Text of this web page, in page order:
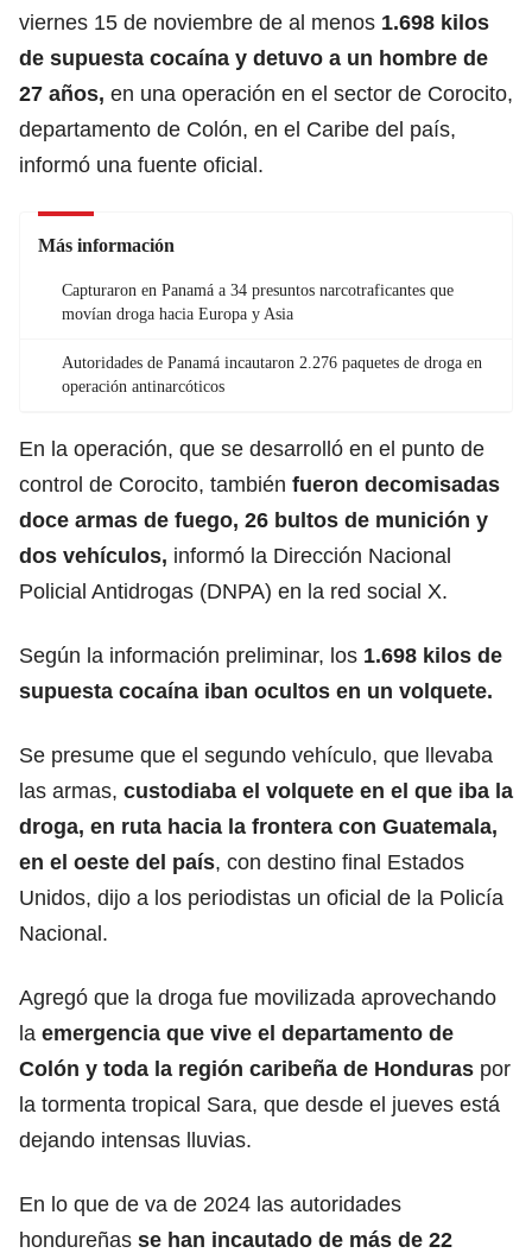
viernes 15 de noviembre de al menos 1.698 kilos
de supuesta cocaína y detuvo a un hombre de
27 años, en una operación en el sector de Corocito,
departamento de Colón, en el Caribe del país,
informó una fuente oficial.
Más información
Capturaron en Panamá a 34 presuntos narcotraficantes que
movían droga hacia Europa y Asia
Autoridades de Panamá incautaron 2.276 paquetes de droga en
operación antinarcóticos
En la operación, que se desarrolló en el punto de
control de Corocito, también fueron decomisadas
doce armas de fuego, 26 bultos de munición y
dos vehículos, informó la Dirección Nacional
Policial Antidrogas (DNPA) en la red social X.
Según la información preliminar, los 1.698 kilos de
supuesta cocaína iban ocultos en un volquete.
Se presume que el segundo vehículo, que llevaba
las armas, custodiaba el volquete en el que iba la
droga, en ruta hacia la frontera con Guatemala,
en el oeste del país, con destino final Estados
Unidos, dijo a los periodistas un oficial de la Policía
Nacional.
Agregó que la droga fue movilizada aprovechando
la emergencia que vive el departamento de
Colón y toda la región caribeña de Honduras por
la tormenta tropical Sara, que desde el jueves está
dejando intensas lluvias.
En lo que de va de 2024 las autoridades
hondureñas se han incautado de más de 22